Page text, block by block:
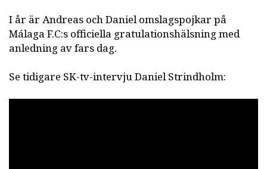
I år är Andreas och Daniel omslagspojkar på
Málaga F.C:s officiella gratulationshälsning med
anledning av fars dag.
Se tidigare SK-tv-intervju Daniel Strindholm: